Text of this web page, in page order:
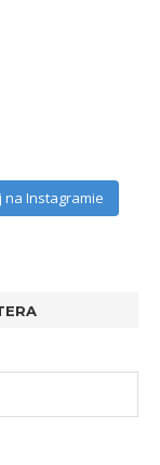
na Instagramie